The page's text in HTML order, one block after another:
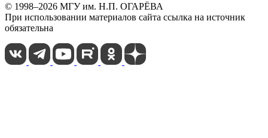
© 1998–2026 МГУ им. Н.П. ОГАРЁВА
При использовании материалов сайта ссылка на источник
обязательна